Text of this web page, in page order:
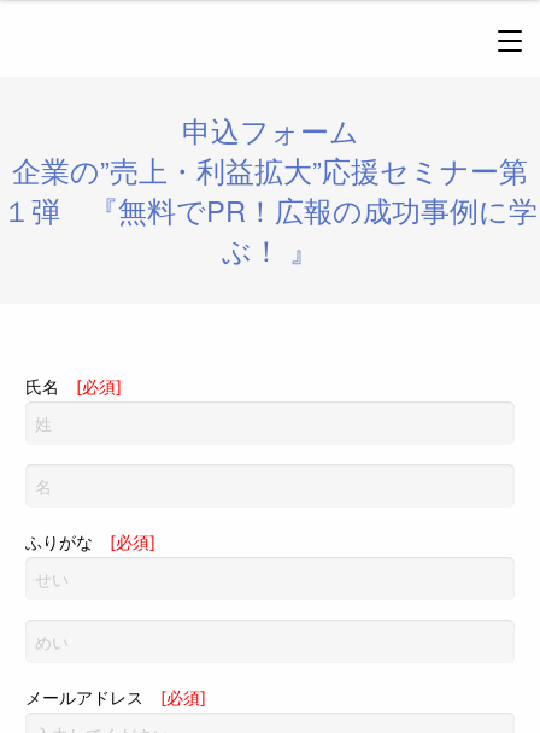
申込フォーム
企業の”売上・利益拡大”応援セミナー第
１弾 『無料でPR！広報の成功事例に学
ぶ！ 』
氏名 [必須]
ふりがな [必須]
メールアドレス [必須]